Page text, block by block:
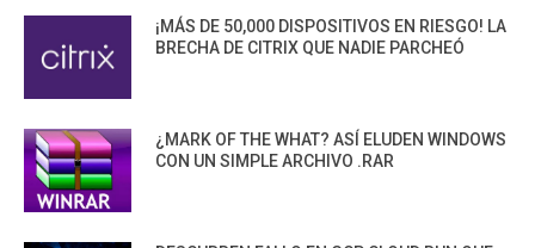
¡MÁS DE 50,000 DISPOSITIVOS EN RIESGO! LA
BRECHA DE CITRIX QUE NADIE PARCHEÓ
¿MARK OF THE WHAT? ASÍ ELUDEN WINDOWS
CON UN SIMPLE ARCHIVO .RAR